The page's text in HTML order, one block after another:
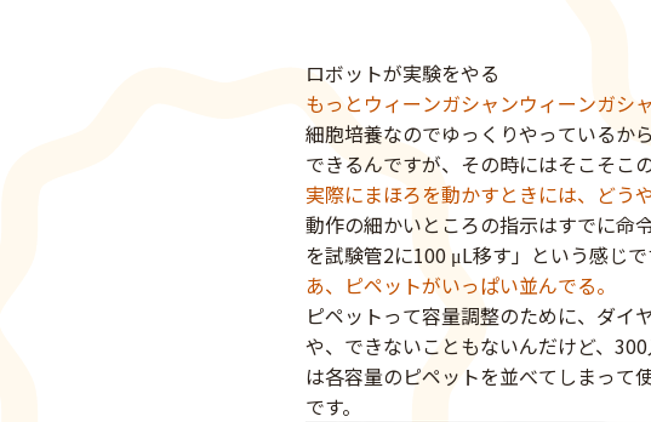
ロボットが実験をやる
もっとウィーンガシャンウィーンガシ
細胞培養なのでゆっくりやっているか
できるんですが、その時にはそこそこ
実際にまほろを動かすときには、どう
動作の細かいところの指示はすでに命
を試験管2に100 μL移す」という感じで
あ、ピペットがいっぱい並んでる。
ピペットって容量調整のために、ダイ
や、できないこともないんだけど、
は各容量のピペットを並べてしまって
です。